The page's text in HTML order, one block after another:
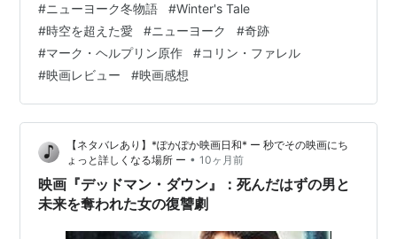
かれて逃亡中に、運命の女性に出会います。彼女は、肺
病で余命いくばくもない美しい令嬢、ビバリー・ペンの
家でした。ピーターは、病に苦しみながらも生命力に満
ち溢れたビバリーに一目で恋に落ちますが、その関係は
ギャングの追跡とビバリーの病という二重の困難に直面
します。ビバリーを失ったピーターは、パーリー…
#ニューヨーク冬物語 #Winter's Tale
#時空を超えた愛 #ニューヨーク #奇跡
#マーク・ヘルプリン原作 #コリン・ファレル
#映画レビュー #映画感想
【ネタバレあり】*ぽかぽか映画日和* ー 秒でその映画にち
ょっと詳しくなる場所 ー • 10ヶ月前
映画『デッドマン・ダウン』：死んだはずの男と
未来を奪われた女の復讐劇